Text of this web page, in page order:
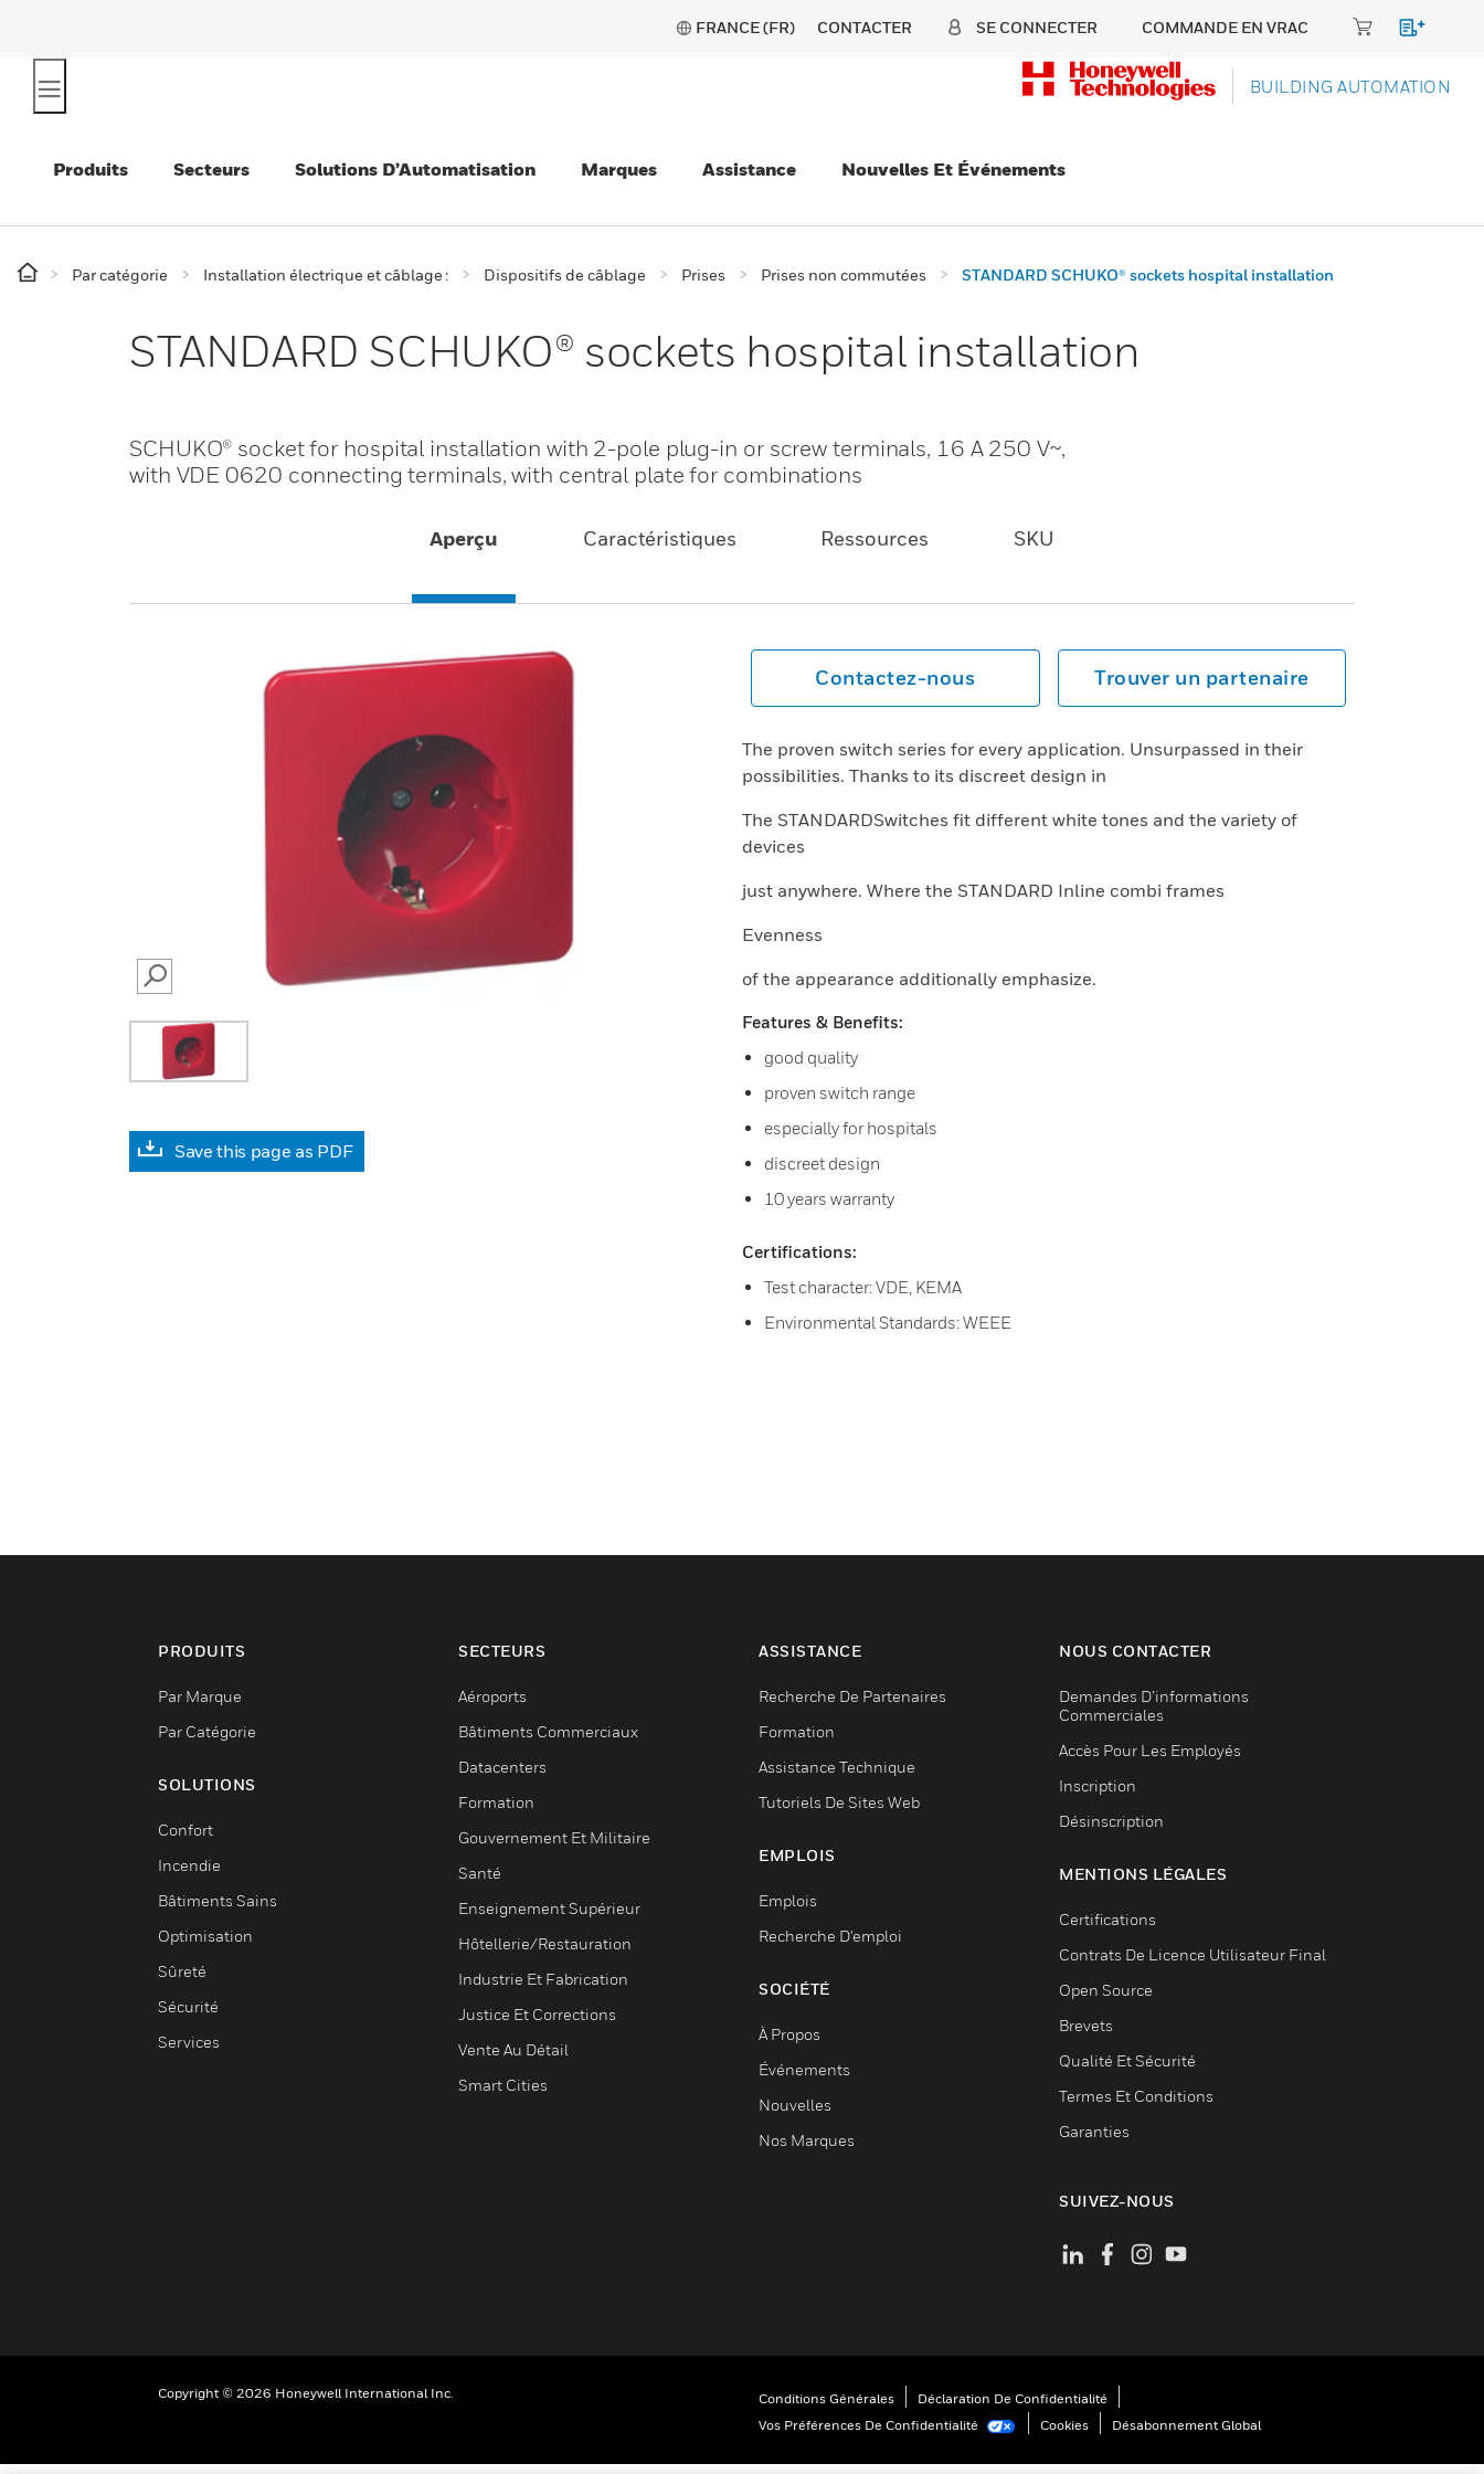
FRANCE (FR) CONTACTER SE CONNECTER COMMANDE EN VRAC
BUILDING AUTOMATION
Produits Secteurs Solutions D’Automatisation Marques Assistance Nouvelles Et Événements
Par catégorie Installation électrique et câblage : Dispositifs de câblage Prises Prises non commutées STANDARD SCHUKO® sockets hospital installation
STANDARD SCHUKO® sockets hospital installation
SCHUKO® socket for hospital installation with 2-pole plug-in or screw terminals, 16 A 250 V~,
with VDE 0620 connecting terminals, with central plate for combinations
Aperçu Caractéristiques Ressources SKU
SEARCH
Save this page as PDF
Contactez-nous Trouver un partenaire
The proven switch series for every application. Unsurpassed in their
possibilities. Thanks to its discreet design in
The STANDARDSwitches fit different white tones and the variety of
devices
just anywhere. Where the STANDARD Inline combi frames
Evenness
of the appearance additionally emphasize.
Features & Benefits:
good quality
proven switch range
especially for hospitals
discreet design
10 years warranty
Certifications:
Test character: VDE, KEMA
Environmental Standards: WEEE
PRODUITS
Par Marque
Par Catégorie
SOLUTIONS
Confort
Incendie
Bâtiments Sains
Optimisation
Sûreté
Sécurité
Services
SECTEURS
Aéroports
Bâtiments Commerciaux
Datacenters
Formation
Gouvernement Et Militaire
Santé
Enseignement Supérieur
Hôtellerie/Restauration
Industrie Et Fabrication
Justice Et Corrections
Vente Au Détail
Smart Cities
ASSISTANCE
Recherche De Partenaires
Formation
Assistance Technique
Tutoriels De Sites Web
EMPLOIS
Emplois
Recherche D'emploi
SOCIÉTÉ
À Propos
Événements
Nouvelles
Nos Marques
NOUS CONTACTER
Demandes D’informations
Commerciales
Accès Pour Les Employés
Inscription
Désinscription
MENTIONS LÉGALES
Certifications
Contrats De Licence Utilisateur Final
Open Source
Brevets
Qualité Et Sécurité
Termes Et Conditions
Garanties
SUIVEZ-NOUS
Copyright © 2026 Honeywell International Inc. Conditions Générales
Déclaration De Confidentialité
Vos Préférences De Confidentialité
Cookies Désabonnement Global